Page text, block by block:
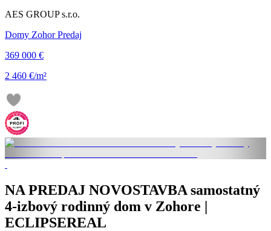
AES GROUP s.r.o.
Domy Zohor Predaj
369 000 €
2 460 €/m²
NA PREDAJ NOVOSTAVBA samostatný
4-izbový rodinný dom v Zohore |
ECLIPSEREAL